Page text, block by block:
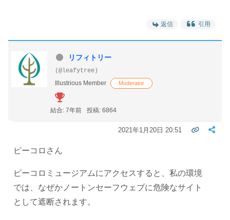
返信 引用
リフィトリー
(@leafytree)
Illustrious Member
Moderator
結合: 7年前 投稿: 6864
2021年1月20日 20:51
ピーコロさん
ピーコロミュージアムにアクセスすると、私の環境
では、なぜかノートンセーフウェブに危険なサイト
として遮断されます。